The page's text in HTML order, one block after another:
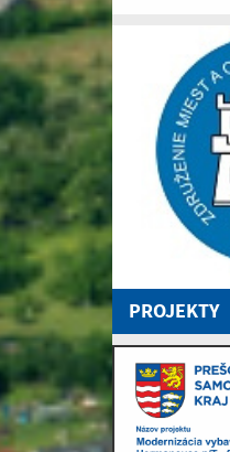
PROJEKTY